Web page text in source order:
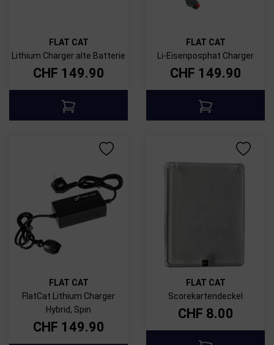
FLAT CAT
Lithium Charger alte Batterie
CHF 149.90
FLAT CAT
Li-Eisenposphat Charger
CHF 149.90
FLAT CAT
FlatCat Lithium Charger
Hybrid, Spin
CHF 149.90
FLAT CAT
Scorekartendeckel
CHF 8.00